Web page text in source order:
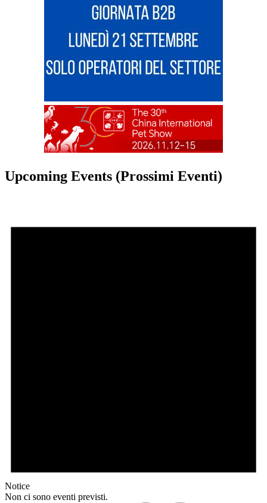
Upcoming Events (Prossimi Eventi)
Notice
Non ci sono eventi previsti.